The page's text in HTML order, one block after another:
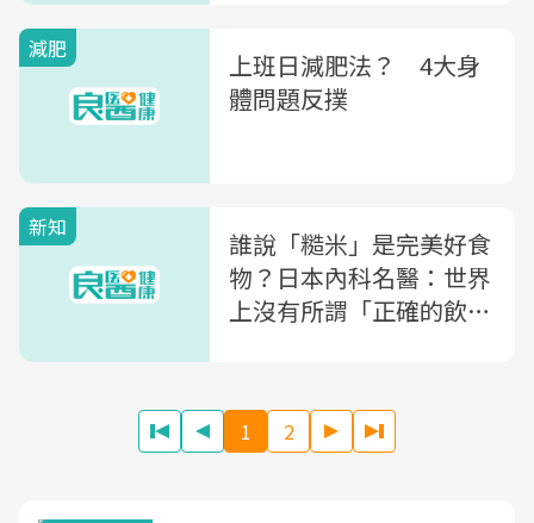
減肥
上班日減肥法？ 4大身
體問題反撲
新知
誰說「糙米」是完美好食
物？日本內科名醫：世界
上沒有所謂「正確的飲食
1 2